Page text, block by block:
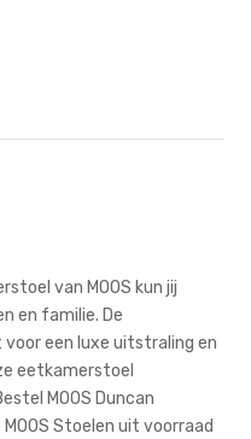
van MOOS kun jij
en familie. De
een luxe uitstraling en
eetkamerstoel
MOOS Duncan
Stoelen uit voorraad